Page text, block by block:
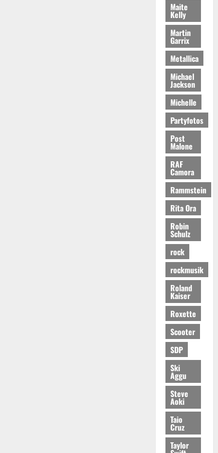
Maite
Kelly
Martin
Garrix
Metallica
Michael
Jackson
Michelle
Partyfotos
Post
Malone
RAF
Camora
Rammstein
Rita Ora
Robin
Schulz
rock
rockmusik
Roland
Kaiser
Roxette
Scooter
SDP
Ski
Aggu
Steve
Aoki
Taio
Cruz
Taylor